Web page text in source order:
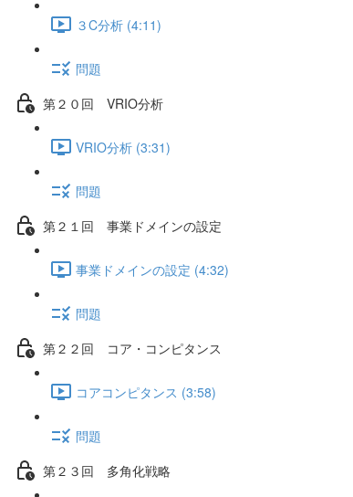
３C分析 (4:11)
問題
第２０回 VRIO分析
VRIO分析 (3:31)
問題
第２１回 事業ドメインの設定
事業ドメインの設定 (4:32)
問題
第２２回 コア・コンピタンス
コアコンピタンス (3:58)
問題
第２３回 多角化戦略